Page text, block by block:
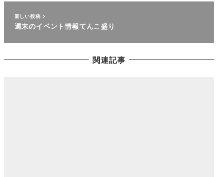
新しい投稿
週末のイベント情報てんこ盛り
関連記事